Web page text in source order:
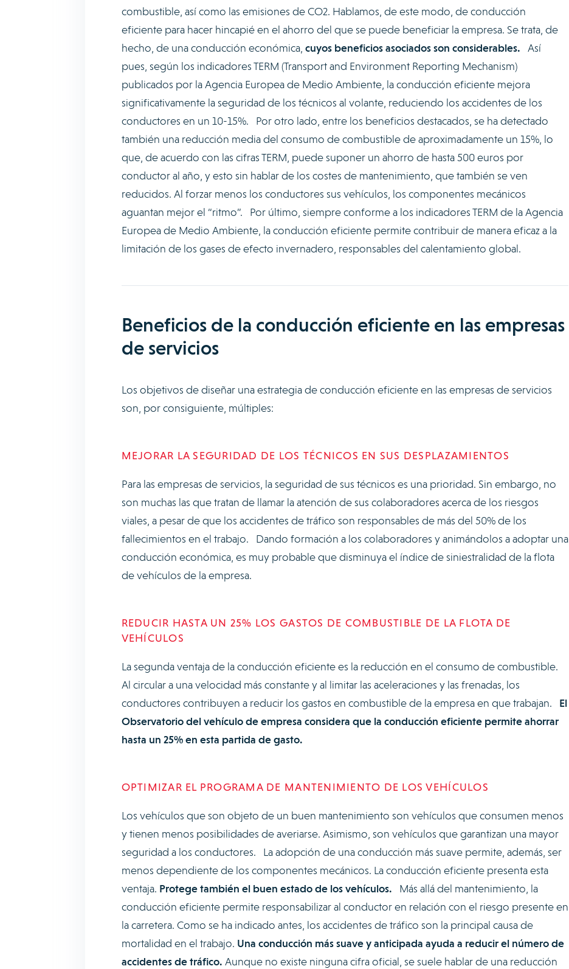
combustible, así como las emisiones de CO2. Hablamos, de este modo, de conducción
eficiente para hacer hincapié en el ahorro del que se puede beneficiar la empresa. Se trata, de
hecho, de una conducción económica, cuyos beneficios asociados son considerables. Así
pues, según los indicadores TERM (Transport and Environment Reporting Mechanism)
publicados por la Agencia Europea de Medio Ambiente, la conducción eficiente mejora
significativamente la seguridad de los técnicos al volante, reduciendo los accidentes de los
conductores en un 10-15%. Por otro lado, entre los beneficios destacados, se ha detectado
también una reducción media del consumo de combustible de aproximadamente un 15%, lo
que, de acuerdo con las cifras TERM, puede suponer un ahorro de hasta 500 euros por
conductor al año, y esto sin hablar de los costes de mantenimiento, que también se ven
reducidos. Al forzar menos los conductores sus vehículos, los componentes mecánicos
aguantan mejor el “ritmo”. Por último, siempre conforme a los indicadores TERM de la Agencia
Europea de Medio Ambiente, la conducción eficiente permite contribuir de manera eficaz a la
limitación de los gases de efecto invernadero, responsables del calentamiento global.
Beneficios de la conducción eficiente en las empresas
de servicios
Los objetivos de diseñar una estrategia de conducción eficiente en las empresas de servicios
son, por consiguiente, múltiples:
MEJORAR LA SEGURIDAD DE LOS TÉCNICOS EN SUS DESPLAZAMIENTOS
Para las empresas de servicios, la seguridad de sus técnicos es una prioridad. Sin embargo, no
son muchas las que tratan de llamar la atención de sus colaboradores acerca de los riesgos
viales, a pesar de que los accidentes de tráfico son responsables de más del 50% de los
fallecimientos en el trabajo. Dando formación a los colaboradores y animándolos a adoptar una
conducción económica, es muy probable que disminuya el índice de siniestralidad de la flota
de vehículos de la empresa.
REDUCIR HASTA UN 25% LOS GASTOS DE COMBUSTIBLE DE LA FLOTA DE
VEHÍCULOS
La segunda ventaja de la conducción eficiente es la reducción en el consumo de combustible.
Al circular a una velocidad más constante y al limitar las aceleraciones y las frenadas, los
conductores contribuyen a reducir los gastos en combustible de la empresa en que trabajan. El
Observatorio del vehículo de empresa considera que la conducción eficiente permite ahorrar
hasta un 25% en esta partida de gasto.
OPTIMIZAR EL PROGRAMA DE MANTENIMIENTO DE LOS VEHÍCULOS
Los vehículos que son objeto de un buen mantenimiento son vehículos que consumen menos
y tienen menos posibilidades de averiarse. Asimismo, son vehículos que garantizan una mayor
seguridad a los conductores. La adopción de una conducción más suave permite, además, ser
menos dependiente de los componentes mecánicos. La conducción eficiente presenta esta
ventaja. Protege también el buen estado de los vehículos.
Más allá del mantenimiento, la
conducción eficiente permite responsabilizar al conductor en relación con el riesgo presente en
la carretera. Como se ha indicado antes, los accidentes de tráfico son la principal causa de
mortalidad en el trabajo. Una conducción más suave y anticipada ayuda a reducir el número de
accidentes de tráfico. Aunque no existe ninguna cifra oficial, se suele hablar de una reducción